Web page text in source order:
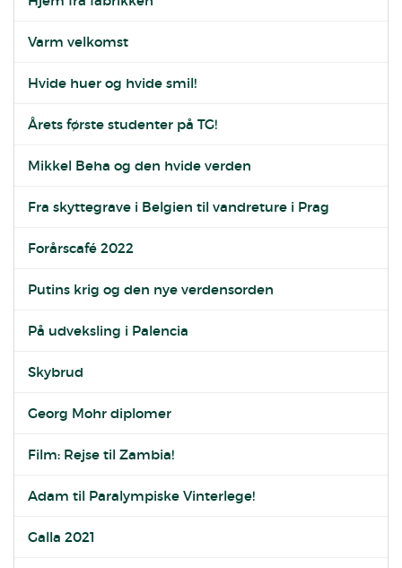
Varm velkomst
Hvide huer og hvide smil!
Årets første studenter på TG!
Mikkel Beha og den hvide verden
Fra skyttegrave i Belgien til vandreture i Prag
Forårscafé 2022
Putins krig og den nye verdensorden
På udveksling i Palencia
Skybrud
Georg Mohr diplomer
Film: Rejse til Zambia!
Adam til Paralympiske Vinterlege!
Galla 2021